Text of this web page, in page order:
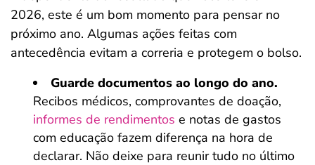
2026, este é um bom momento para pensar no
próximo ano. Algumas ações feitas com
antecedência evitam a correria e protegem o bolso.
Guarde documentos ao longo do ano.
Recibos médicos, comprovantes de doação,
informes de rendimentos e notas de gastos
com educação fazem diferença na hora de
declarar. Não deixe para reunir tudo no último